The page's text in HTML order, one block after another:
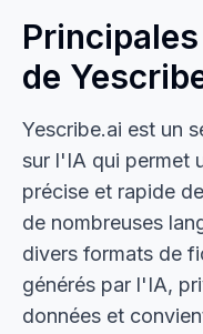
de
Yescribe.ai est un
sur l'IA qui permet
précise et rapide
de nombreuses
divers formats de
générés par l'IA,
données et